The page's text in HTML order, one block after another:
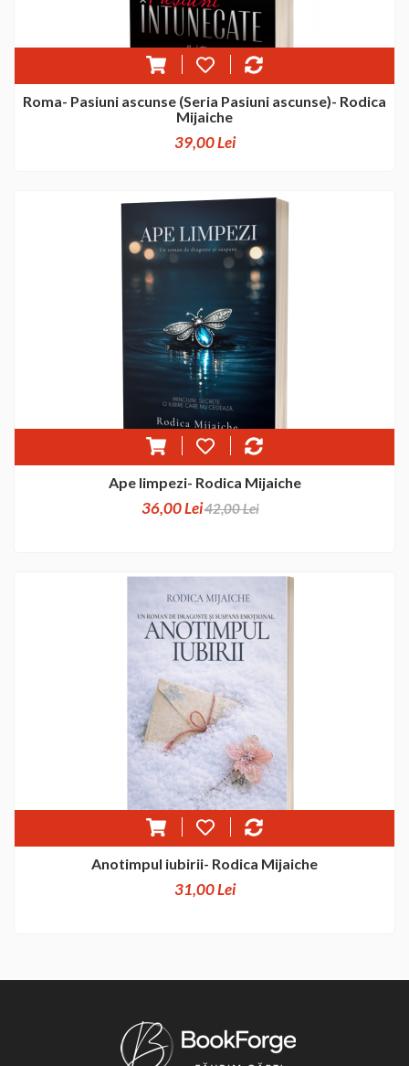
Roma- Pasiuni ascunse (Seria Pasiuni ascunse)- Rodica
Mijaiche
39,00 Lei
Ape limpezi- Rodica Mijaiche
36,00 Lei42,00 Lei
Anotimpul iubirii- Rodica Mijaiche
31,00 Lei